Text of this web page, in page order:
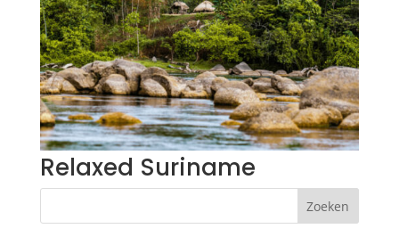
Relaxed Suriname
Zoeken